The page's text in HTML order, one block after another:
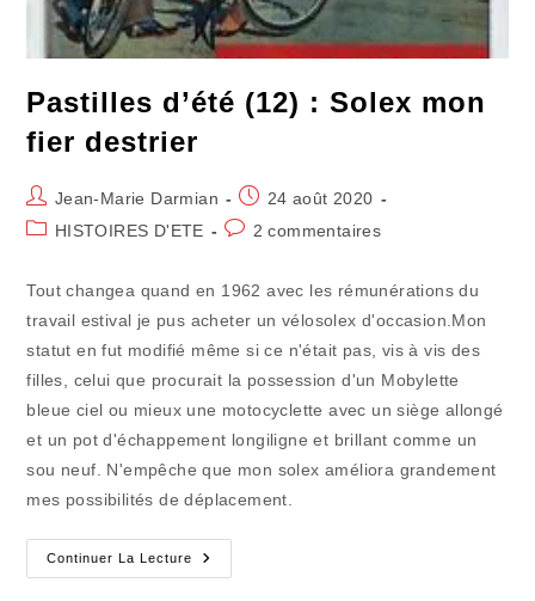
Pastilles d’été (12) : Solex mon
fier destrier
Auteur/autrice
de
Jean-Marie Darmian
Publication
publiée :
24 août 2020
PostHISTOIRES D'ETE
Commentaires
2 commentaires
Tout changea quand en 1962 avec les rémunérations du
travail estival je pus acheter un vélosolex d'occasion.Mon
statut en fut modifié même si ce n'était pas, vis à vis des
filles, celui que procurait la possession d'un Mobylette
bleue ciel ou mieux une motocyclette avec un siège allongé
et un pot d'échappement longiligne et brillant comme un
sou neuf. N'empêche que mon solex améliora grandement
mes possibilités de déplacement.
Continuer La Lecture
Pastilles
D’été